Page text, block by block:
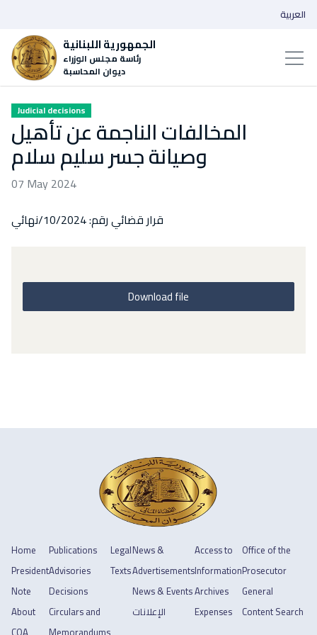
الجمهورية اللبنانية
رئاسة مجلس الوزراء
ديوان المحاسبة
العربية
Judicial decisions
المخالفات الناجمة عن تأهيل
وصيانة جسر سليم سلام
07 May 2024
قرار قضائي رقم: 10/2024/نهائي
Download file
Home
President
Note
About
Publications
Advisories
Decisions
Circulars and
Legal
Texts
News &
Advertisements
News & Events
الإعلانات
Access to
Information
Archives
Expenses
Office of the
Prosecutor
General
Content Search